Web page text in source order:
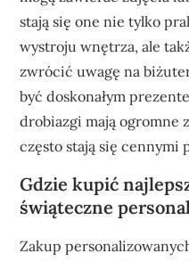
stają się one nie tylko
wystroju wnętrza, ale
zwrócić uwagę na
być doskonałym
drobiazgi mają ogromne
często stają się cennymi
Gdzie kupić
świąteczne
Zakup